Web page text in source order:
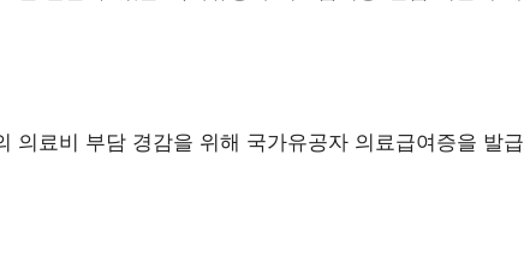
의료비 부담 경감을 위해 국가유공자 의료급여증을 발급